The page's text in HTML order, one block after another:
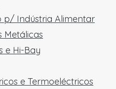
p/ Indústria Alimentar
Metálicas
e Hi-Bay
e Termoeléctricos